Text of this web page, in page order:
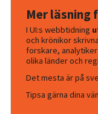
Mer läsning
I UI:s webbtidning
och krönikor
forskare,
olika länder och
Det mesta är på
Tipsa gärna dina